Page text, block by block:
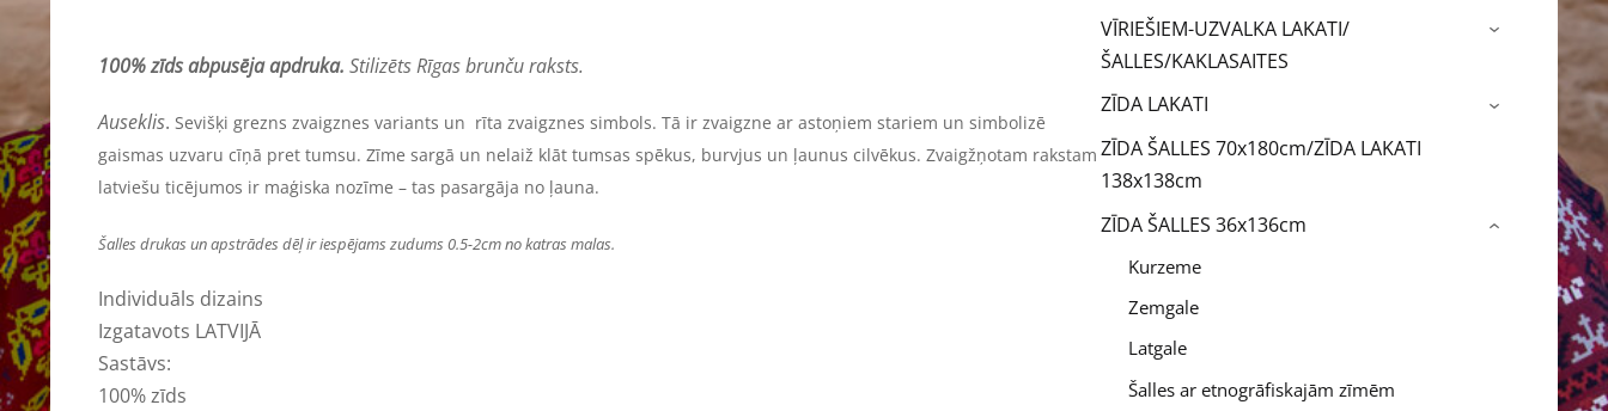
VĪRIEŠIEM-UZVALKA LAKATI/
ŠALLES/KAKLASAITES
›
ZĪDA LAKATI ›
ZĪDA ŠALLES 70x180cm/ZĪDA LAKATI
138x138cm
ZĪDA ŠALLES 36x136cm
Kurzeme
Zemgale
Latgale
Šalles ar etnogrāfiskajām zīmēm
›
100% zīds abpusēja apdruka. Stilizēts Rīgas brunču raksts.
Auseklis. Sevišķi grezns zvaigznes variants un rīta zvaigznes simbols. Tā ir zvaigzne ar astoņiem stariem un simbolizē
gaismas uzvaru cīņā pret tumsu. Zīme sargā un nelaiž klāt tumsas spēkus, burvjus un ļaunus cilvēkus. Zvaigžņotam rakstam
latviešu ticējumos ir maģiska nozīme – tas pasargāja no ļauna.
Šalles drukas un apstrādes dēļ ir iespējams zudums 0.5-2cm no katras malas.
Individuāls dizains
Izgatavots LATVIJĀ
Sastāvs:
100% zīds